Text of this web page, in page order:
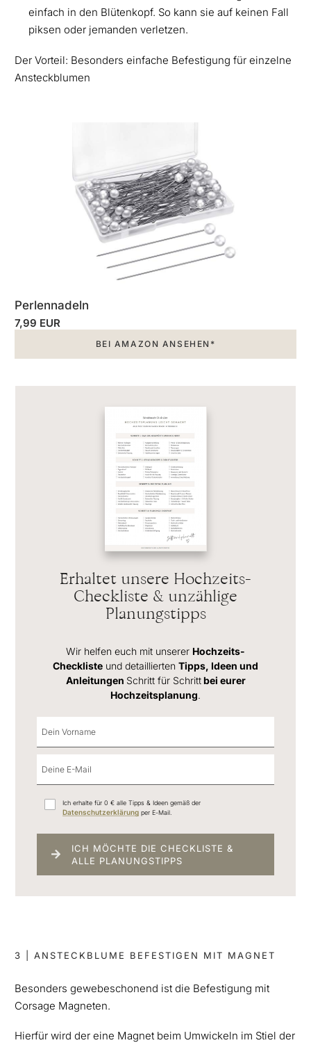
einfach in den Blütenkopf. So kann sie auf keinen Fall
piksen oder jemanden verletzen.
Der Vorteil: Besonders einfache Befestigung für einzelne
Ansteckblumen
Perlennadeln
7,99 EUR
BEI AMAZON ANSEHEN*
Erhaltet unsere Hochzeits-
Checkliste & unzählige
Planungstipps
Wir helfen euch mit unserer Hochzeits-
Checkliste und detaillierten Tipps, Ideen und
Anleitungen Schritt für Schrittbei eurer
Hochzeitsplanung.
Ich erhalte für 0 € alle Tipps & Ideen gemäß der
Datenschutzerklärung per E-Mail.
ICH MÖCHTE DIE CHECKLISTE &
ALLE PLANUNGSTIPPS
3 | ANSTECKBLUME BEFESTIGEN MIT MAGNET
Besonders gewebeschonend ist die Befestigung mit
Corsage Magneten.
Hierfür wird der eine Magnet beim Umwickeln im Stiel der